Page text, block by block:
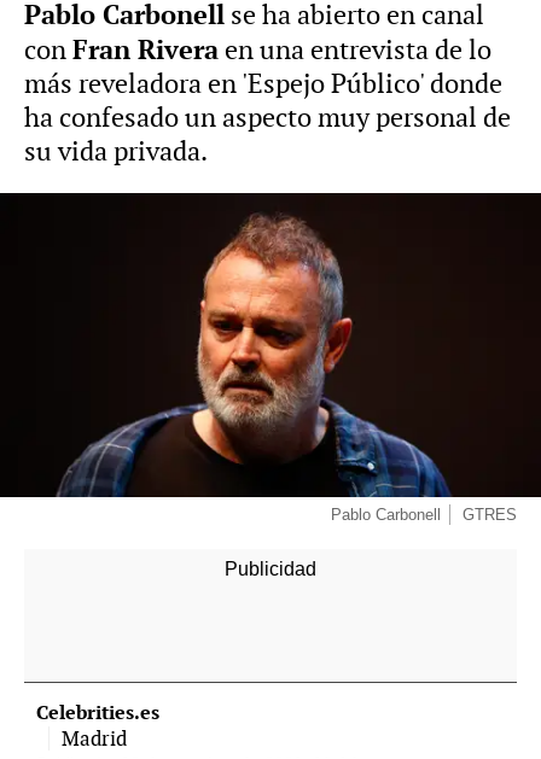
Pablo Carbonell se ha abierto en canal
conFran Rivera en una entrevista de lo
más reveladora en 'Espejo Público' donde
ha confesado un aspecto muy personal de
su vida privada.
Pablo Carbonell GTRES
Celebrities.es
Madrid